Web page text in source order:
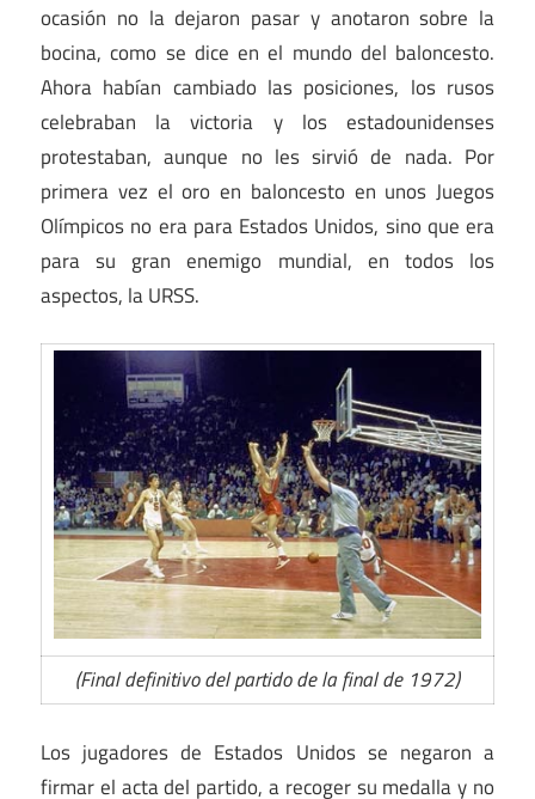
ocasión no la dejaron pasar y anotaron sobre la
bocina, como se dice en el mundo del baloncesto.
Ahora habían cambiado las posiciones, los rusos
celebraban la victoria y los estadounidenses
protestaban, aunque no les sirvió de nada. Por
primera vez el oro en baloncesto en unos Juegos
Olímpicos no era para Estados Unidos, sino que era
para su gran enemigo mundial, en todos los
aspectos, la URSS.
(Final definitivo del partido de la final de 1972)
Los jugadores de Estados Unidos se negaron a
firmar el acta del partido, a recoger su medalla y no